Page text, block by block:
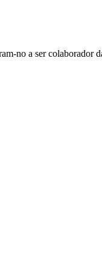
no a ser